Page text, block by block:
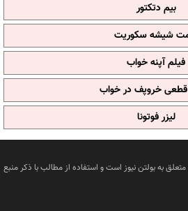
بیم دتکتور
شیشه سکوریت
فیلم آپنه خواب
قطعی خروپف در خواب
لیزر فوتونا
به بولتن نیوز است و استفاده از مطالب با ذکر منبع